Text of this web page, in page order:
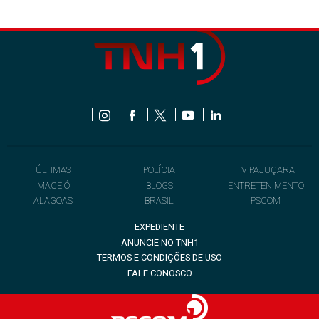
ÚLTIMAS
MACEIÓ
ALAGOAS
POLÍCIA
BLOGS
BRASIL
TV PAJUÇARA
ENTRETENIMENTO
PSCOM
EXPEDIENTE
ANUNCIE NO TNH1
TERMOS E CONDIÇÕES DE USO
FALE CONOSCO